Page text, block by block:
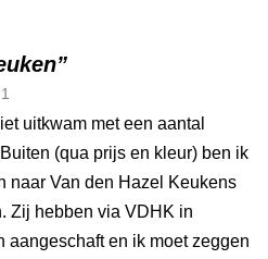
uitkwam met een aantal
(qua prijs en kleur) ben ik
naar Van den Hazel Keukens
Zij hebben via VDHK in
aangeschaft en ik moet zeggen